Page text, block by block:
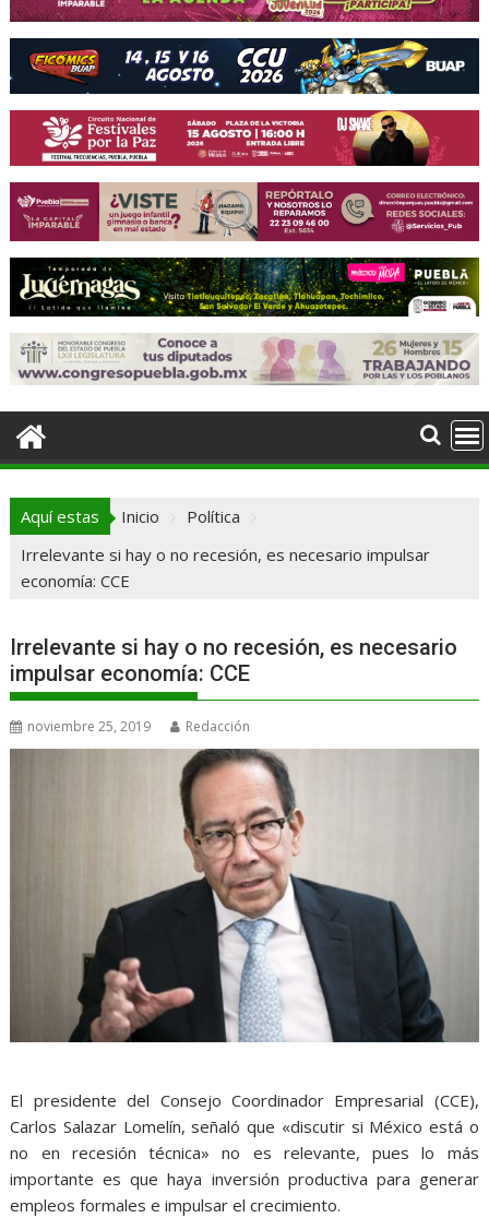
Aquí estas Inicio
Política
Irrelevante si hay o no recesión, es necesario impulsar
economía: CCE
Irrelevante si hay o no recesión, es necesario
impulsar economía: CCE
noviembre 25, 2019 Redacción
El presidente del Consejo Coordinador Empresarial (CCE),
Carlos Salazar Lomelín, señaló que «discutir si México está o
no en recesión técnica» no es relevante, pues lo más
importante es que haya inversión productiva para generar
empleos formales e impulsar el crecimiento.